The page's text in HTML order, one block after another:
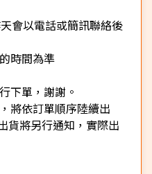
會以電話或簡訊聯絡後
時間為準
下單，謝謝。
將依訂單順序陸續出
貨將另行通知，實際出